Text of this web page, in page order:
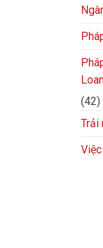
(42)
Trải